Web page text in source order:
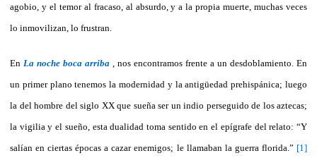
agobio, y el temor al fracaso, al absurdo, y a la propia muerte, muchas veces
lo inmovilizan, lo frustran.
En La noche boca arriba , nos encontramos frente a un desdoblamiento. En
un primer plano tenemos la modernidad y la antigüedad prehispánica; luego
la del hombre del siglo XX que sueña ser un indio perseguido de los aztecas;
la vigilia y el sueño, esta dualidad toma sentido en el epígrafe del relato: “Y
salían en ciertas épocas a cazar enemigos; le llamaban la guerra florida.” [1]